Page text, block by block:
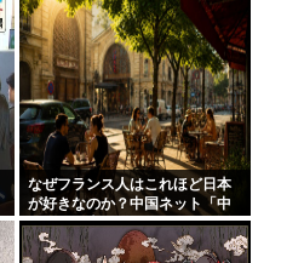
なぜフランス人はこれほど日本
が好きなのか？中国ネット「中
国人も日本が好き」